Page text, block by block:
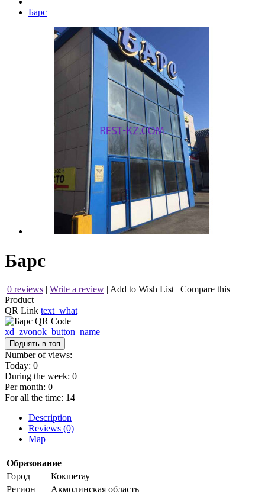
Барс
Барс
0 reviews | Write a review | Add to Wish List | Compare this
Product
QR Link text_what
xd_zvonok_button_name
Поднять в топ
Number of views:
Today: 0
During the week: 0
Per month: 0
For all the time: 14
Description
Reviews (0)
Map
Образование
Город
Кокшетау
Регион
Акмолинская область